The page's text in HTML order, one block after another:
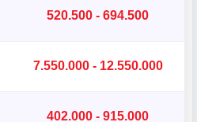
520.500 - 694.500
7.550.000 - 12.550.000
402.000 - 915.000